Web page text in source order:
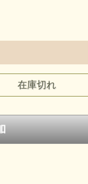
在庫切れ